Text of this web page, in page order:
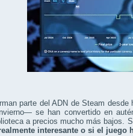
parte del ADN de Steam
se han convertido en
a precios mucho más bajos.
interesante o si el juego